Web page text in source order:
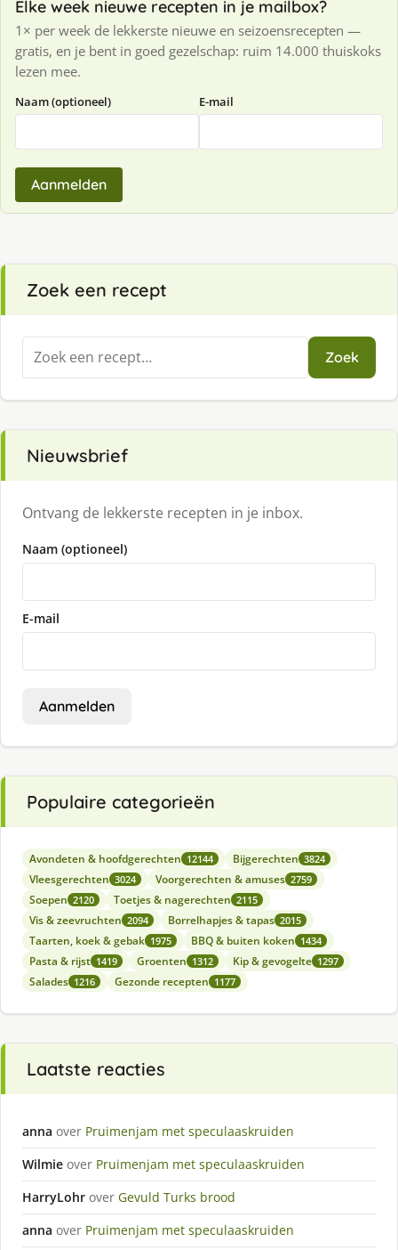
Elke week nieuwe recepten in je mailbox?
1× per week de lekkerste nieuwe en seizoensrecepten —
gratis, en je bent in goed gezelschap: ruim 14.000 thuiskoks
lezen mee.
Naam (optioneel) E-mail
Aanmelden
Zoek een recept
Zoeken
naar:
Zoek
Nieuwsbrief
Ontvang de lekkerste recepten in je inbox.
Naam (optioneel)
E-mail
Aanmelden
Populaire categorieën
Avondeten & hoofdgerechten 12144 Bijgerechten 3824
Vleesgerechten 3024 Voorgerechten & amuses 2759
Soepen 2120 Toetjes & nagerechten 2115
Vis & zeevruchten 2094 Borrelhapjes & tapas 2015
Taarten, koek & gebak 1975 BBQ & buiten koken 1434
Pasta & rijst 1419 Groenten 1312 Kip & gevogelte 1297
Salades 1216 Gezonde recepten 1177
Laatste reacties
anna over Pruimenjam met speculaaskruiden
Wilmie over Pruimenjam met speculaaskruiden
HarryLohr over Gevuld Turks brood
anna over Pruimenjam met speculaaskruiden